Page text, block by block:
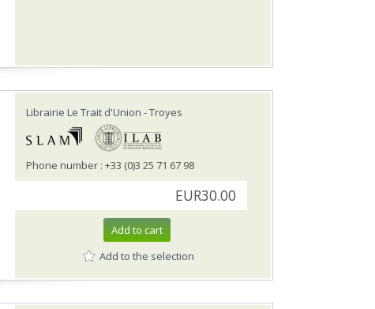
Librairie Le Trait d'Union - Troyes
Phone number : +33 (0)3 25 71 67 98
EUR30.00
Add to cart
Add to the selection